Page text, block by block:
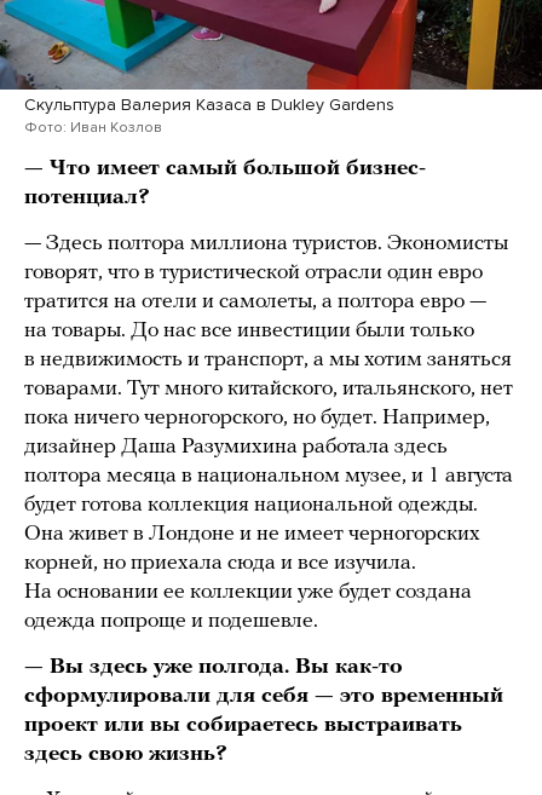
Скульптура Валерия Казаса в Dukley Gardens
Фото: Иван Козлов
— Что имеет самый большой бизнес-
потенциал?
— Здесь полтора миллиона туристов. Экономисты
говорят, что в туристической отрасли один евро
тратится на отели и самолеты, а полтора евро —
на товары. До нас все инвестиции были только
в недвижимость и транспорт, а мы хотим заняться
товарами. Тут много китайского, итальянского, нет
пока ничего черногорского, но будет. Например,
дизайнер Даша Разумихина работала здесь
полтора месяца в национальном музее, и 1 августа
будет готова коллекция национальной одежды.
Она живет в Лондоне и не имеет черногорских
корней, но приехала сюда и все изучила.
На основании ее коллекции уже будет создана
одежда попроще и подешевле.
— Вы здесь уже полгода. Вы как-то
сформулировали для себя — это временный
проект или вы собираетесь выстраивать
здесь свою жизнь?